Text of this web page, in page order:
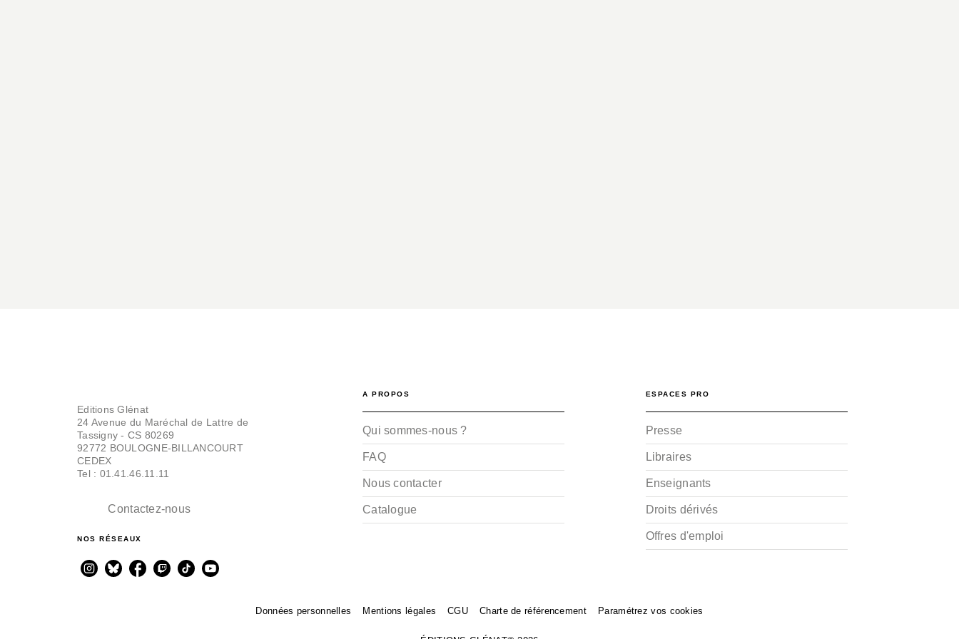
Editions Glénat
24 Avenue du Maréchal de Lattre de
Tassigny - CS 80269
92772 BOULOGNE-BILLANCOURT
CEDEX
Tel : 01.41.46.11.11
Contactez-nous
NOS RÉSEAUX
A PROPOS
Qui sommes-nous ?
FAQ
Nous contacter
Catalogue
ESPACES PRO
Presse
Libraires
Enseignants
Droits dérivés
Offres d'emploi
Données personnelles Mentions légales CGU Charte de référencement Paramétrez vos cookies